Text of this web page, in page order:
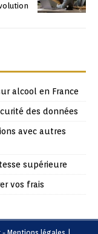
alcool en France
des données
avec autres
supérieure
vos frais
Mentions légales |